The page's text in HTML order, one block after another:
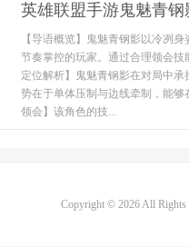
英雄联盟手游鬼魅青
【导语概览】鬼魅青钢影以冷冽
节奏掌控的玩家。通过合理领会
定位解析】鬼魅青钢影在对局中
势在于单体压制与边线牵制，能
领会】该角色的技...
Copyright © 2026 All